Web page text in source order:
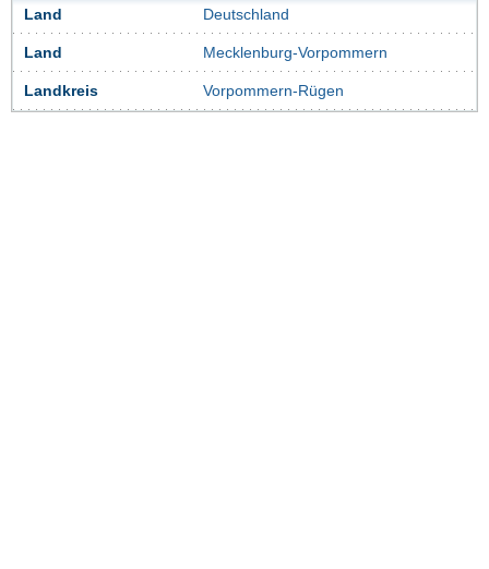
Land Deutschland
Land Mecklenburg-Vorpommern
Landkreis Vorpommern-Rügen